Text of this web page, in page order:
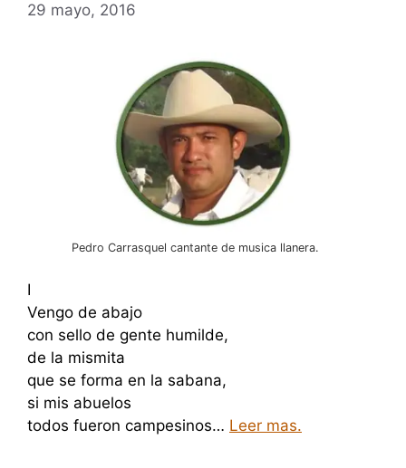
29 mayo, 2016
Pedro Carrasquel cantante de musica llanera.
I
Vengo de abajo
con sello de gente humilde,
de la mismita
que se forma en la sabana,
si mis abuelos
todos fueron campesinos… Leer mas.